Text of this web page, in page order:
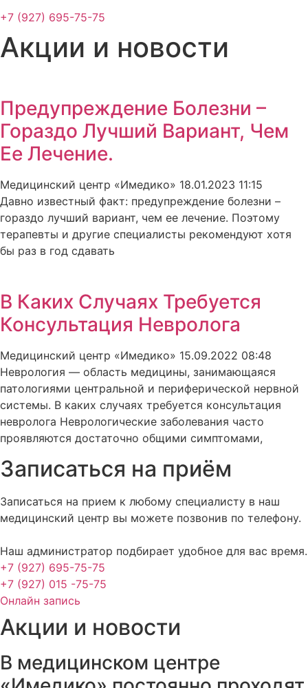
+7 (927) 695-75-75
Акции и новости
Предупреждение Болезни –
Гораздо Лучший Вариант, Чем
Ее Лечение.
Медицинский центр «Имедико» 18.01.2023 11:15
Давно известный факт: предупреждение болезни –
гораздо лучший вариант, чем ее лечение. Поэтому
терапевты и другие специалисты рекомендуют хотя
бы раз в год сдавать
В Каких Случаях Требуется
Консультация Невролога
Медицинский центр «Имедико» 15.09.2022 08:48
Неврология — область медицины, занимающаяся
патологиями центральной и периферической нервной
системы. В каких случаях требуется консультация
невролога Неврологические заболевания часто
проявляются достаточно общими симптомами,
Записаться на приём
Записаться на прием к любому специалисту в наш
медицинский центр вы можете позвонив по телефону.
Наш администратор подбирает удобное для вас время.
+7 (927) 695-75-75
+7 (927) 015 -75-75
Онлайн запись
Акции и новости
В медицинском центре